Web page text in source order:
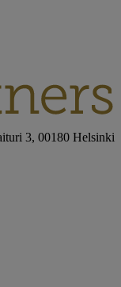
3, 00180 Helsinki